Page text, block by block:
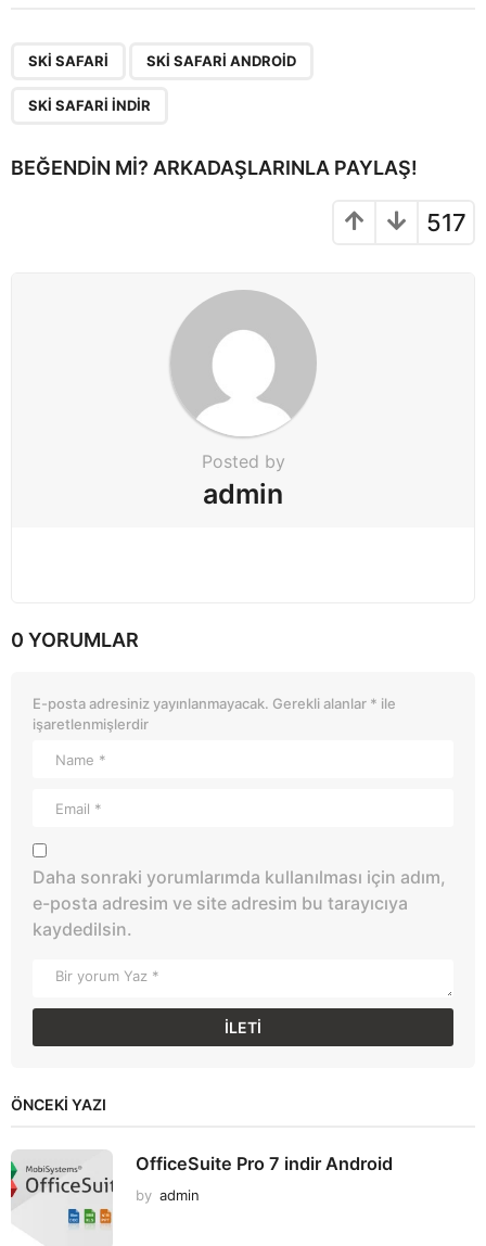
a
SKI SAFARI SKI SAFARI ANDROID
SKI SAFARI INDIR
BEĞENDIN MI? ARKADAŞLARINLA PAYLAŞ!
517
Posted by
admin
0 YORUMLAR
E-posta adresiniz yayınlanmayacak. Gerekli alanlar * ile
işaretlenmişlerdir
Daha sonraki yorumlarımda kullanılması için adım,
e-posta adresim ve site adresim bu tarayıcıya
kaydedilsin.
ÖNCEKI YAZI
OfficeSuite Pro 7 indir Android
by admin